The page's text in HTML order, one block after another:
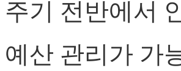
기 전반에서
산 관리가 가